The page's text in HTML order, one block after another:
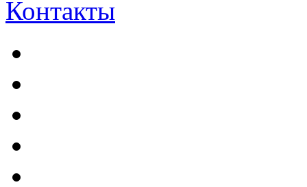
Контакты